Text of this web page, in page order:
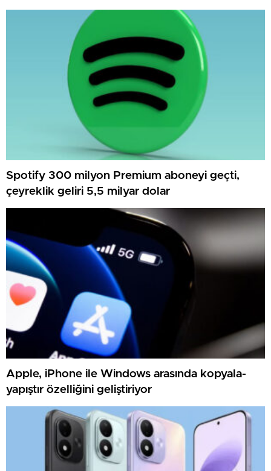
Spotify 300 milyon Premium aboneyi geçti,
çeyreklik geliri 5,5 milyar dolar
Apple, iPhone ile Windows arasında kopyala-
yapıştır özelliğini geliştiriyor